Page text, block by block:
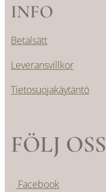
INFO
Betalsätt
Leveransvillkor
Tietosuojakäytäntö
FÖLJ OSS
Facebook